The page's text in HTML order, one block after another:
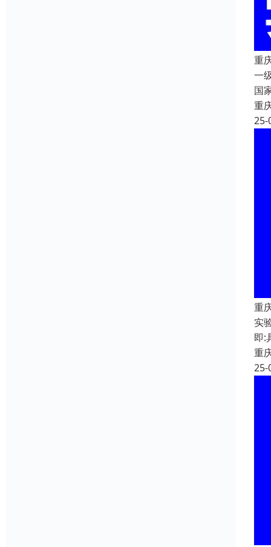
重
一
国
重
25-
重
实
即:
重
25-